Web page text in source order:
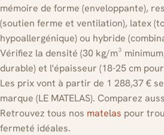
mémoire de forme (enveloppante),
(soutien ferme et ventilation), latex
hypoallergénique) ou hybride
Vérifiez la densité (30 kg/m³
durable) et l'épaisseur (18-25 cm
Les prix vont à partir de 1 288,37 €
marque (LE MATELAS). Comparez
Retrouvez tous nos matelas pour
fermeté idéales.